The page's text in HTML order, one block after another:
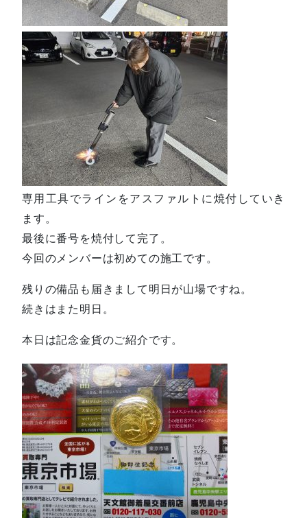
専用工具でラインをアスファルトに焼付していき
ます。
最後に番号を焼付して完了。
今回のメンバーは初めての施工です。
残りの備品も届きまして明日が山場ですね。
続きはまた明日。
本日は記念金貨のご紹介です。